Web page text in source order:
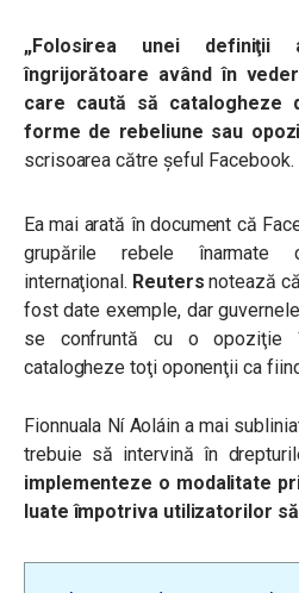
„Folosirea unei
îngrijorătoare având în
care caută să catalogheze
forme de rebeliune sau
scrisoarea către șeful Facebook.
Ea mai arată în document că
grupările rebele înarmate
internaţional. Reuters notează
fost date exemple, dar
se confruntă cu o opoziţie
catalogheze toţi oponenţii ca
Fionnuala Ní Aoláin a mai
trebuie să intervină în
implementeze o modalitate
luate împotriva utilizatorilor